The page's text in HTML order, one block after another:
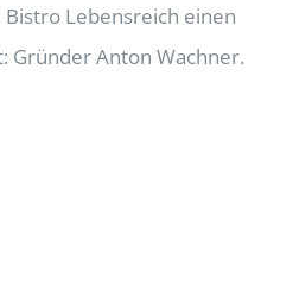
Lebensreich einen
Gründer Anton Wachner.